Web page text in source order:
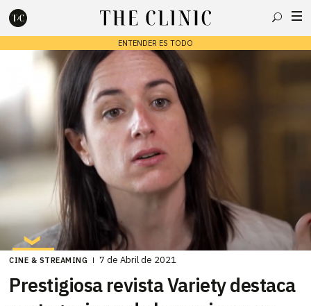
ENTENDER ES TODO
Escribe lo que deseas y presiona enter para buscar
CINE & STREAMING 7 de Abril de 2021
Prestigiosa revista Variety destaca